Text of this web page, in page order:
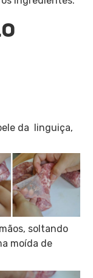
da linguiça,
soltando
moída de